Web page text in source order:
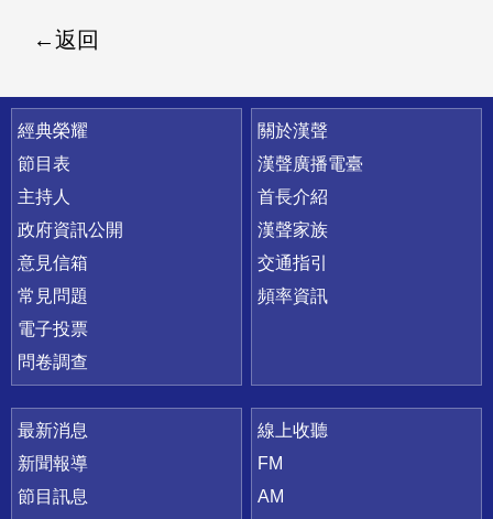
返回
快速連結
經典榮耀
節目表
主持人
政府資訊公開
意見信箱
常見問題
電子投票
問卷調查
關於漢聲
漢聲廣播電臺
首長介紹
漢聲家族
交通指引
頻率資訊
最新消息
新聞報導
節目訊息
線上收聽
FM
AM